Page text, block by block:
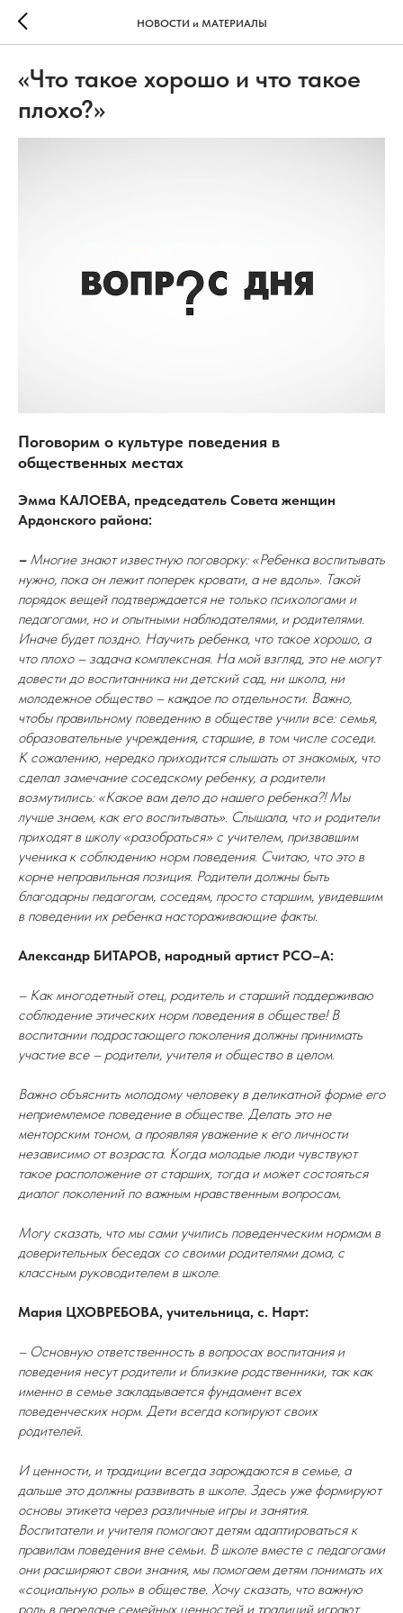
НОВОСТИ и МАТЕРИАЛЫ
«Что такое хорошо и что такое
плохо?»
Поговорим о культуре поведения в
общественных местах
Эмма КАЛОЕВА, председатель Совета женщин
Ардонского района:
– Многие знают известную поговорку: «Ребенка воспитывать
нужно, пока он лежит поперек кровати, а не вдоль». Такой
порядок вещей подтверждается не только психологами и
педагогами, но и опытными наблюдателями, и родителями.
Иначе будет поздно. Научить ребенка, что такое хорошо, а
что плохо – задача комплексная. На мой взгляд, это не могут
довести до воспитанника ни детский сад, ни школа, ни
молодежное общество – каждое по отдельности. Важно,
чтобы правильному поведению в обществе учили все: семья,
образовательные учреждения, старшие, в том числе соседи.
К сожалению, нередко приходится слышать от знакомых, что
сделал замечание соседскому ребенку, а родители
возмутились: «Какое вам дело до нашего ребенка?! Мы
лучше знаем, как его воспитывать». Слышала, что и родители
приходят в школу «разобраться» с учителем, призвавшим
ученика к соблюдению норм поведения. Считаю, что это в
корне неправильная позиция. Родители должны быть
благодарны педагогам, соседям, просто старшим, увидевшим
в поведении их ребенка настораживающие факты.
Александр БИТАРОВ, народный артист РСО–А:
– Как многодетный отец, родитель и старший поддерживаю
соблюдение этических норм поведения в обществе! В
воспитании подрастающего поколения должны принимать
участие все – родители, учителя и общество в целом.
Важно объяснить молодому человеку в деликатной форме его
неприемлемое поведение в обществе. Делать это не
менторским тоном, а проявляя уважение к его личности
независимо от возраста. Когда молодые люди чувствуют
такое расположение от старших, тогда и может состояться
диалог поколений по важным нравственным вопросам.
Могу сказать, что мы сами учились поведенческим нормам в
доверительных беседах со своими родителями дома, с
классным руководителем в школе.
Мария ЦХОВРЕБОВА, учительница, с. Нарт:
– Основную ответственность в вопросах воспитания и
поведения несут родители и близкие родственники, так как
именно в семье закладывается фундамент всех
поведенческих норм. Дети всегда копируют своих
родителей.
И ценности, и традиции всегда зарождаются в семье, а
дальше это должны развивать в школе. Здесь уже формируют
основы этикета через различные игры и занятия.
Воспитатели и учителя помогают детям адаптироваться к
правилам поведения вне семьи. В школе вместе с педагогами
они расширяют свои знания, мы помогаем детям понимать их
«социальную роль» в обществе. Хочу сказать, что важную
роль в передаче семейных ценностей и традиций играют